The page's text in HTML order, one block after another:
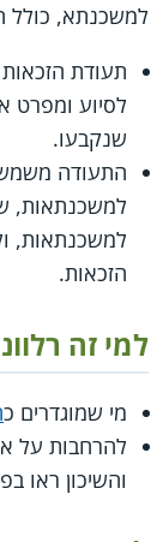
למשכנתא, כולל
תעודת
לסיוע ומפרט
שנקבעו.
התעודה
למשכנתאות,
למשכנתאות,
הזכאות.
למי זה
מי שמוגדרים כ
להרחבות על
והשיכון ראו